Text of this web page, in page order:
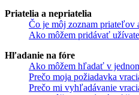
Priatelia a nepriatelia
Čo je môj zoznam priateľov
Ako môžem pridávať
Hľadanie na fóre
Ako môžem hľadať v
Prečo moja požiadavka
Prečo mi vyhľadávanie